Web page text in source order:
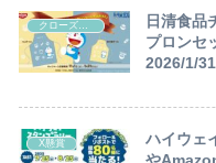
日清食品
プロンセ
2026/1/31
X懸賞
ハイウェ